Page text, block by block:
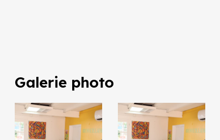
Galerie photo